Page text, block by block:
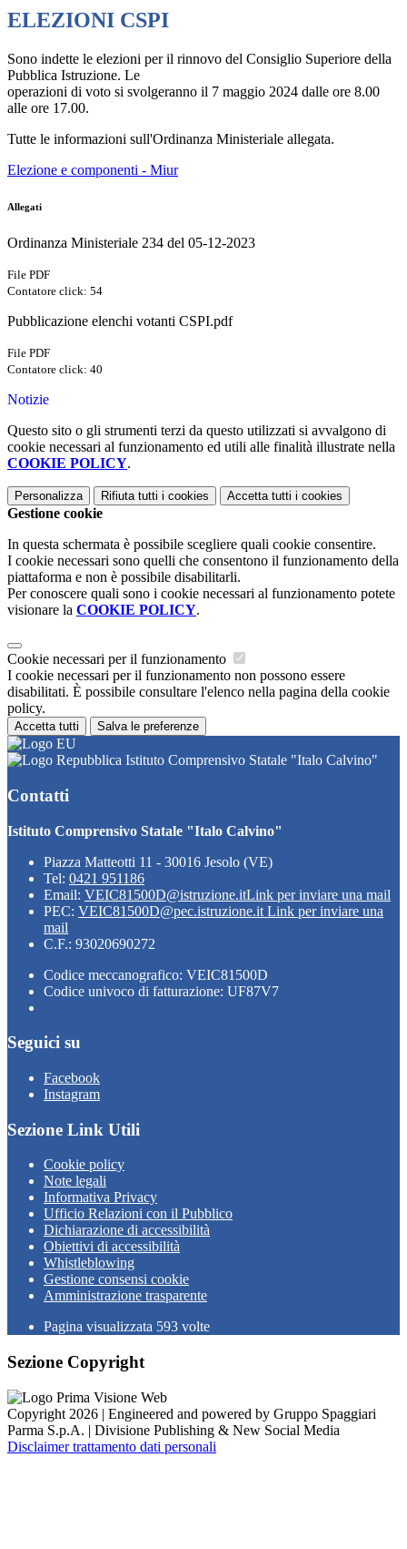
ELEZIONI CSPI
Sono indette le elezioni per il rinnovo del Consiglio Superiore della
Pubblica Istruzione. Le
operazioni di voto si svolgeranno il 7 maggio 2024 dalle ore 8.00
alle ore 17.00.
Tutte le informazioni sull'Ordinanza Ministeriale allegata.
Elezione e componenti - Miur
Allegati
Ordinanza Ministeriale 234 del 05-12-2023
File PDF
Contatore click: 54
Pubblicazione elenchi votanti CSPI.pdf
File PDF
Contatore click: 40
Notizie
Questo sito o gli strumenti terzi da questo utilizzati si avvalgono di
cookie necessari al funzionamento ed utili alle finalità illustrate nella
COOKIE POLICY.
Personalizza Rifiuta tutti i cookies Accetta tutti i cookies
Gestione cookie
In questa schermata è possibile scegliere quali cookie consentire.
I cookie necessari sono quelli che consentono il funzionamento della
piattaforma e non è possibile disabilitarli.
Per conoscere quali sono i cookie necessari al funzionamento potete
visionare la COOKIE POLICY.
Cookie necessari per il funzionamento
I cookie necessari per il funzionamento non possono essere
disabilitati. È possibile consultare l'elenco nella pagina della cookie
policy.
Accetta tutti Salva le preferenze
Istituto Comprensivo Statale "Italo Calvino"
Contatti
Istituto Comprensivo Statale "Italo Calvino"
Piazza Matteotti 11 - 30016 Jesolo (VE)
Tel: 0421 951186
Email: VEIC81500D@istruzione.itLink per inviare una mail
PEC: VEIC81500D@pec.istruzione.it Link per inviare una
mail
C.F.: 93020690272
Codice meccanografico: VEIC81500D
Codice univoco di fatturazione: UF87V7
Seguici su
Facebook
Instagram
Sezione Link Utili
Cookie policy
Note legali
Informativa Privacy
Ufficio Relazioni con il Pubblico
Dichiarazione di accessibilità
Obiettivi di accessibilità
Whistleblowing
Gestione consensi cookie
Amministrazione trasparente
Pagina visualizzata 593 volte
Sezione Copyright
Copyright 2026 | Engineered and powered by Gruppo Spaggiari
Parma S.p.A. | Divisione Publishing & New Social Media
Disclaimer trattamento dati personali